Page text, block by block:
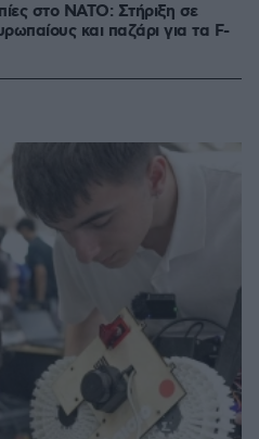
στο ΝΑΤΟ: Στήριξη σε
και παζάρι για τα F-